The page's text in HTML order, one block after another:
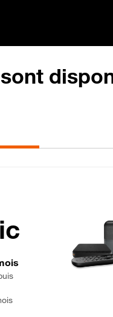
Classic
12 mois puis 42,99 €